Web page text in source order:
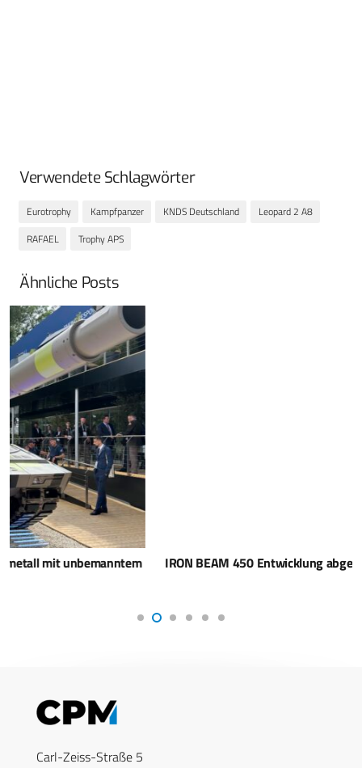
Verwendete Schlagwörter
Eurotrophy Kampfpanzer KNDS Deutschland
Leopard 2 A8
RAFAEL
Trophy APS
Ähnliche Posts
IRON BEAM 450 Entwicklung abgeschlossen
Carl-Zeiss-Straße 5